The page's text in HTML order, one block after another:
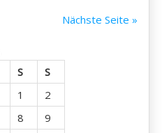
Reise
Nächste Seite »
S
S
1
2
8
9